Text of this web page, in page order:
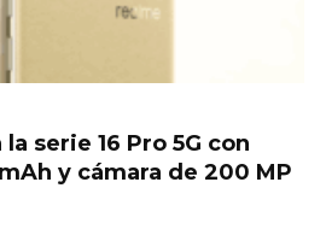
serie 16 Pro 5G con
y cámara de 200 MP